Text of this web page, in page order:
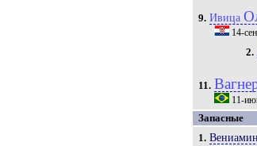
9. Ивица
14-
2.
11.
11-
Запасные
1. Вениамин